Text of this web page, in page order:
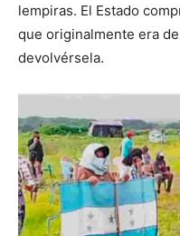
lempiras. El Estado
que originalmente era
devolvérsela.